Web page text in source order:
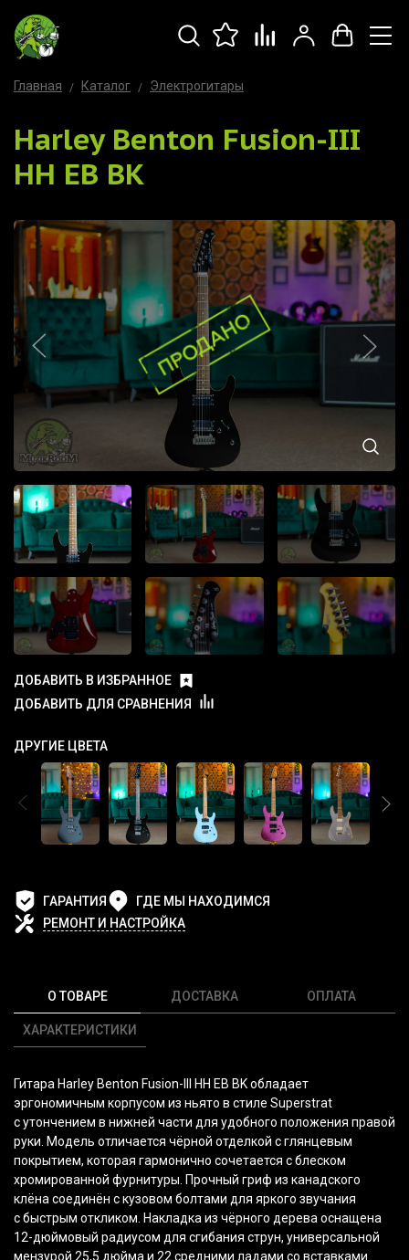
Главная Каталог Электрогитары
Harley Benton Fusion-III
HH EB BK
ДОБАВИТЬ В ИЗБРАННОЕ
ДОБАВИТЬ ДЛЯ СРАВНЕНИЯ
ДРУГИЕ ЦВЕТА
ГАРАНТИЯ
ГДЕ МЫ НАХОДИМСЯ
РЕМОНТ И НАСТРОЙКА
О ТОВАРЕ
ХАРАКТЕРИСТИКИ
ДОСТАВКА ОПЛАТА
Гитара Harley Benton Fusion-III HH EB BK обладает
эргономичным корпусом из ньято в стиле Superstrat
с утончением в нижней части для удобного положения правой
руки. Модель отличается чёрной отделкой с глянцевым
покрытием, которая гармонично сочетается с блеском
хромированной фурнитуры. Прочный гриф из канадского
клёна соединён с кузовом болтами для яркого звучания
с быстрым откликом. Накладка из чёрного дерева оснащена
12-дюймовый радиусом для сгибания струн, универсальной
мензурой 25,5 дюйма и 22 средними ладами со вставками